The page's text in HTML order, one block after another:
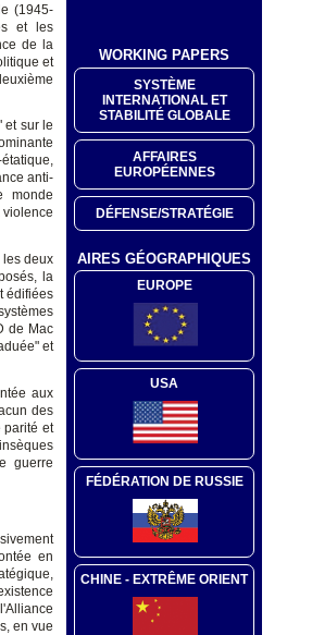
(1945-
et les
de la
et
et sur le
anti-
monde
violence
les deux
la
édifiées
de Mac
et
aux
des
parité et
guerre
en
en vue
WORKING PAPERS
SYSTÈME
INTERNATIONAL ET
STABILITÉ GLOBALE
AFFAIRES
EUROPÉENNES
DÉFENSE/STRATÉGIE
AIRES GÉOGRAPHIQUES
EUROPE
USA
FÉDÉRATION DE RUSSIE
CHINE - EXTRÊME ORIENT